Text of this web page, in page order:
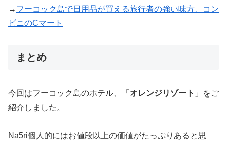
→ フーコック島で日用品が買える旅行者の強い味方、コン
ビニのCマート
まとめ
今回はフーコック島のホテル、「 オレンジリゾート 」をご
紹介しました。
Na5ri個人的にはお値段以上の価値がたっぷりあると思